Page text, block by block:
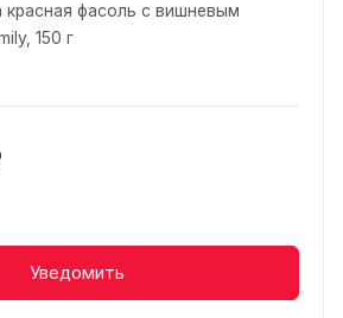
фасоль с вишневым
150 г
Уведомить